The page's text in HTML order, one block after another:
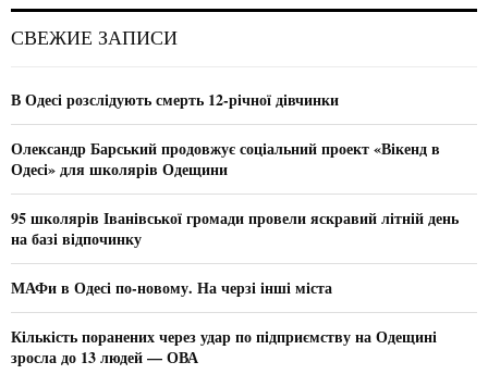
h
o
:
СВЕЖИЕ ЗАПИСИ
В Одесі розслідують смерть 12-річної дівчинки
Олександр Барський продовжує соціальний проект «Вікенд в
Одесі» для школярів Одещини
95 школярів Іванівської громади провели яскравий літній день
на базі відпочинку
МАФи в Одесі по-новому. На черзі інші міста
Кількість поранених через удар по підприємству на Одещині
зросла до 13 людей — ОВА